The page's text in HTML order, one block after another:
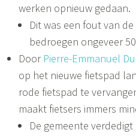
werken opnieuw gedaan.
Dit was een fout van
bedroegen ongeveer
Door Pierre-Emmanuel
op het nieuwe fietspad
rode fietspad te
maakt fietsers immers
De gemeente